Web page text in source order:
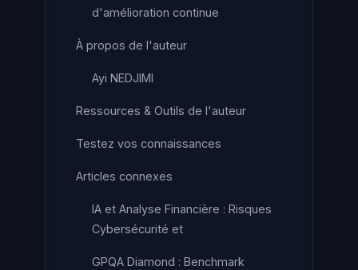
d'amélioration continue
À propos de l'auteur
Ayi NEDJIMI
Ressources & Outils de l'auteur
Testez vos connaissances
Articles connexes
IA et Analyse Financière : Risques
Cybersécurité et
GPQA Diamond : Benchmark